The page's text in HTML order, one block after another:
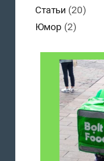
Статьи (20)
Юмор (2)